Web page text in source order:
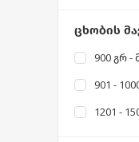
ᲪᲮᲝᲑᲘᲡ
900 ᲒᲠ -
901 -
1201 -